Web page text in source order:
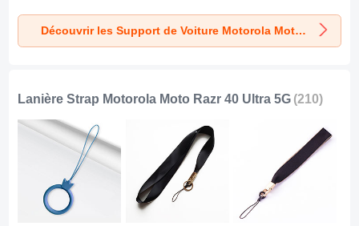
Motorola Moto
Razr 40 Ultra 5G
Noir
Motorola Moto
Razr 40 Ultra 5G
Noir
Universel BS1 pour
Motorola Moto
Razr 40 Ultra 5G
Découvrir les Support de Voiture Motorola Moto Razr 40 Ultra 5G
Lanière Strap Motorola Moto Razr 40 Ultra 5G (210)